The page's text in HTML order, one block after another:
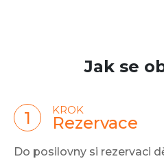
Jak se
KROK
Rezervace
Do posilovny si rezervaci